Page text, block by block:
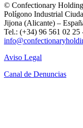
© Confectionary
Polígono Industrial
Jijona (Alicante) –
Tel.: (+34) 96 561 02
Aviso Legal
Canal de Denuncias